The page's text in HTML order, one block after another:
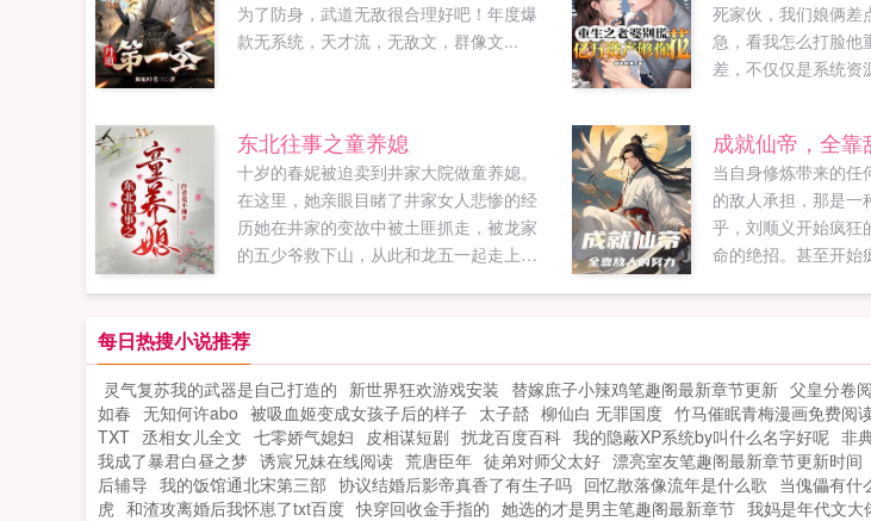
为了防身，武道无敌很合理好吧！年度爆
款无系统，天才流，无敌文，群像文...
死家伙，我们娘俩差
急，看我怎么打脸他
差，不仅仅是系统资
在眼里我就不信亿万
带着无限超前点子换
爽到家了！...
东北往事之童养媳
十岁的春妮被迫卖到井家大院做童养媳。
在这里，她亲眼目睹了井家女人悲惨的经
历她在井家的变故中被土匪抓走，被龙家
的五少爷救下山，从此和龙五一起走上抗
成就仙帝，全靠
当自身修炼带来的任
的敌人承担，那是一
乎，刘顺义开始疯狂
命的绝招。甚至开始
敌人的修炼天赋修炼
我为敌？还是百年难
可就兴奋了！等等我
炼成这个烧血的技能
每日热搜小说推荐
灵气复苏我的武器是自己打造的 新世界狂欢游戏安装 替嫁庶子小辣鸡笔趣阁最新章节更新 父皇分卷
如春 无知何许abo 被吸血姬变成女孩子后的样子 太子嚭 柳仙白 无罪国度 竹马催眠青梅漫画免费阅
TXT 丞相女儿全文 七零娇气媳妇 皮相谋短剧 扰龙百度百科 我的隐蔽XP系统by叫什么名字好呢 非
我成了暴君白昼之梦 诱宸兄妹在线阅读 荒唐臣年 徒弟对师父太好 漂亮室友笔趣阁最新章节更新时间
后辅导 我的饭馆通北宋第三部 协议结婚后影帝真香了有生子吗 回忆散落像流年是什么歌 当傀儡有什
虎 和渣攻离婚后我怀崽了txt百度 快穿回收金手指的 她选的才是男主笔趣阁最新章节 我妈是年代文大